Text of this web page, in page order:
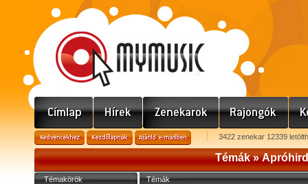
3422 zenekar 12339
Témák »
Témakörök
Témák